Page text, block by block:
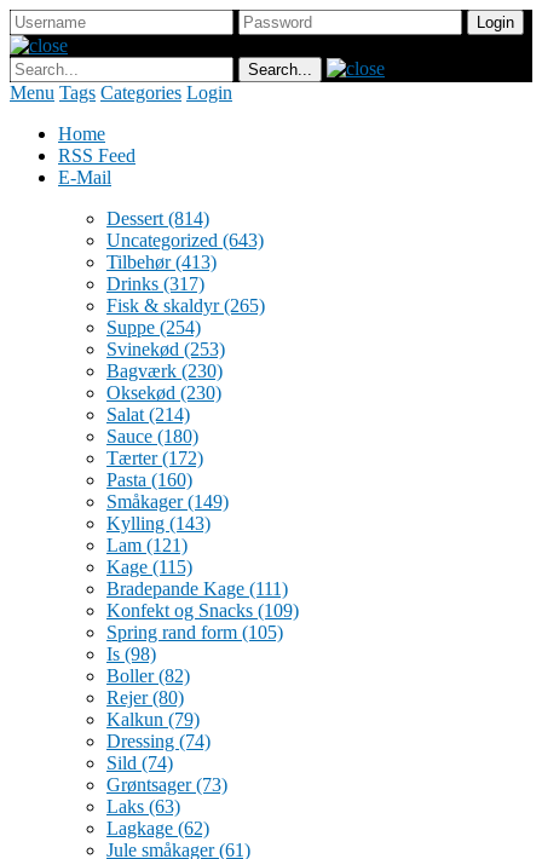
Menu Tags Categories Login
Home
RSS Feed
E-Mail
Dessert (814)
Uncategorized (643)
Tilbehør(413)
Drinks (317)
Fisk & skaldyr(265)
Suppe (254)
Svinekød (253)
Bagværk (230)
Oksekød (230)
Salat (214)
Sauce (180)
Tærter(172)
Pasta (160)
Småkager(149)
Kylling (143)
Lam (121)
Kage (115)
Bradepande Kage (111)
Konfekt og Snacks (109)
Spring rand form (105)
Is (98)
Boller(82)
Rejer(80)
Kalkun (79)
Dressing (74)
Sild (74)
Grøntsager(73)
Laks (63)
Lagkage (62)
Jule småkager(61)